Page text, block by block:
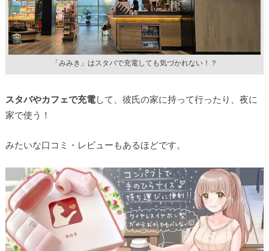
「みみき」はスタバで充電しても気づかれない！？
スタバやカフェで充電して、彼氏の家に持って行ったり、夜に
家で使う！
みたいな口コミ・レビューもあるほどです。